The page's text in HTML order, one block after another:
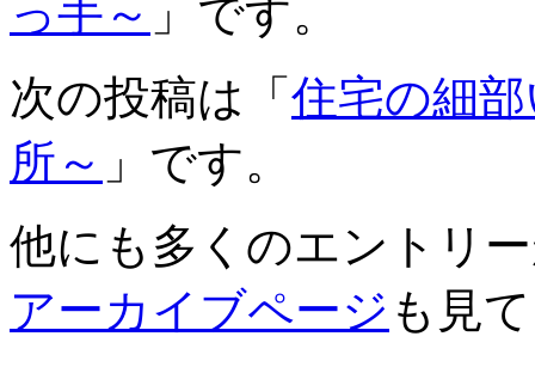
っ手～ 」です。
次の投稿は「 住宅の細
所～ 」です。
他にも多くのエントリ
アーカイブページ も見